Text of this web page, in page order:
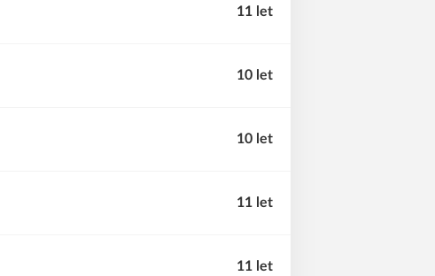
11 let
10 let
10 let
11 let
11 let